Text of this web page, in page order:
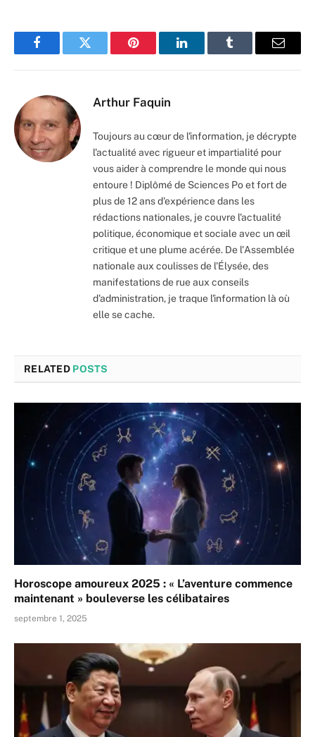
FacebookTwitter Pinterest LinkedInTumblr Email
Arthur Faquin
Toujours au cœur de l'information, je décrypte
l'actualité avec rigueur et impartialité pour
vous aider à comprendre le monde qui nous
entoure ! Diplômé de Sciences Po et fort de
plus de 12 ans d'expérience dans les
rédactions nationales, je couvre l'actualité
politique, économique et sociale avec un œil
critique et une plume acérée. De l'Assemblée
nationale aux coulisses de l'Élysée, des
manifestations de rue aux conseils
d'administration, je traque l'information là où
elle se cache.
RELATED POSTS
Horoscope amoureux 2025 : « L’aventure commence
maintenant » bouleverse les célibataires
septembre 1, 2025